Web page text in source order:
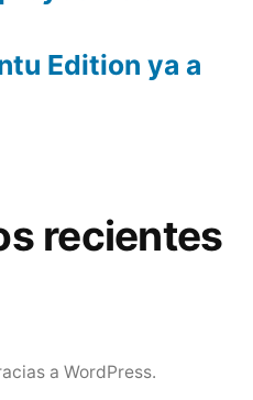
Edition ya a
recientes
a WordPress.